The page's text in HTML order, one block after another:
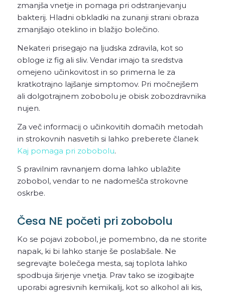
zmanjša vnetje in pomaga pri odstranjevanju
bakterij. Hladni obkladki na zunanji strani obraza
zmanjšajo oteklino in blažijo bolečino.
Nekateri prisegajo na ljudska zdravila, kot so
obloge iz fig ali sliv. Vendar imajo ta sredstva
omejeno učinkovitost in so primerna le za
kratkotrajno lajšanje simptomov. Pri močnejšem
ali dolgotrajnem zobobolu je obisk zobozdravnika
nujen.
Za več informacij o učinkovitih domačih metodah
in strokovnih nasvetih si lahko preberete članek
Kaj pomaga pri zobobolu.
S pravilnim ravnanjem doma lahko ublažite
zobobol, vendar to ne nadomešča strokovne
oskrbe.
Česa NE početi pri zobobolu
Ko se pojavi zobobol, je pomembno, da ne storite
napak, ki bi lahko stanje še poslabšale. Ne
segrevajte bolečega mesta, saj toplota lahko
spodbuja širjenje vnetja. Prav tako se izogibajte
uporabi agresivnih kemikalij, kot so alkohol ali kis,